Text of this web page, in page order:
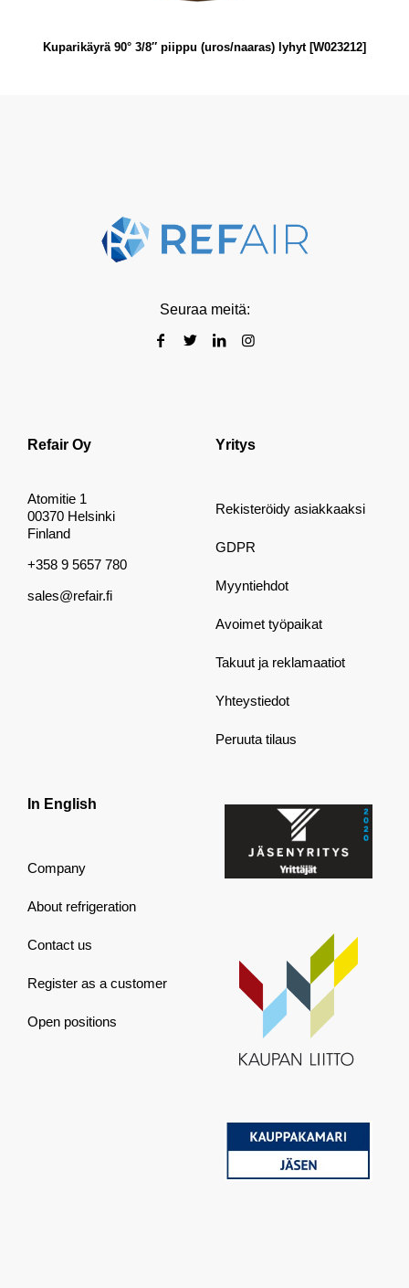
Kuparikäyrä 90° 3/8″ piippu (uros/naaras) lyhyt [W023212]
Seuraa meitä:
Refair Oy
Atomitie 1
00370 Helsinki
Finland
+358 9 5657 780
sales@refair.fi
Yritys
Rekisteröidy asiakkaaksi
GDPR
Myyntiehdot
Avoimet työpaikat
Takuut ja reklamaatiot
Yhteystiedot
Peruuta tilaus
In English
Company
About refrigeration
Contact us
Register as a customer
Open positions